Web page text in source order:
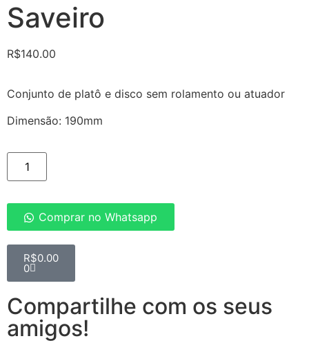
Saveiro
R$140.00
Conjunto de platô e disco sem rolamento ou atuador
Dimensão: 190mm
Comprar no Whatsapp
R$0.00
0
Compartilhe com os seus
amigos!